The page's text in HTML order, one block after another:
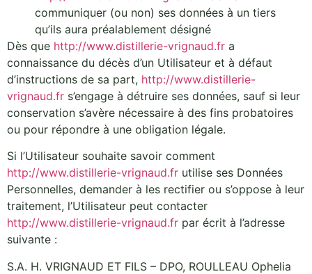
communiquer (ou non) ses données à un tiers
qu’ils aura préalablement désigné
Dès que http://www.distillerie-vrignaud.fr a
connaissance du décès d’un Utilisateur et à défaut
d’instructions de sa part, http://www.distillerie-
vrignaud.fr s’engage à détruire ses données, sauf si leur
conservation s’avère nécessaire à des fins probatoires
ou pour répondre à une obligation légale.
Si l’Utilisateur souhaite savoir comment
http://www.distillerie-vrignaud.fr utilise ses Données
Personnelles, demander à les rectifier ou s’oppose à leur
traitement, l’Utilisateur peut contacter
http://www.distillerie-vrignaud.fr par écrit à l’adresse
suivante :
S.A. H. VRIGNAUD ET FILS – DPO, ROULLEAU Ophelia